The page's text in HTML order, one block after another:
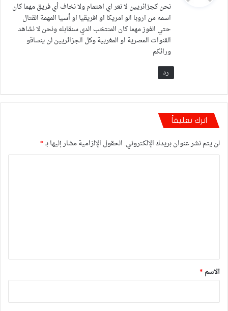
ل
نحن كجزائريين لا نعر اي اهتمام ولا نخاف أي فريق مهما كان
اسمه من اروبا الو امريكا او افريقيا او أسيا المهمة القتال
حتي الفوز مهما كان المنتخب الدي سنقابله ونحن لا نشاهد
القنوات المصرية او المغربية وكل الجزائريين لن ينساقو
ورائكم
رد
اترك تعليقاً
لن يتم نشر عنوان بريدك الإلكتروني. الحقول الإلزامية مشار إليها بـ*
*
الاسم *